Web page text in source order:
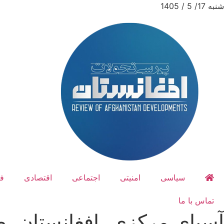
شنبه 17/ 5 / 1405
سیاسی امنیتی اجتماعی اقتصادی
تماس با ما